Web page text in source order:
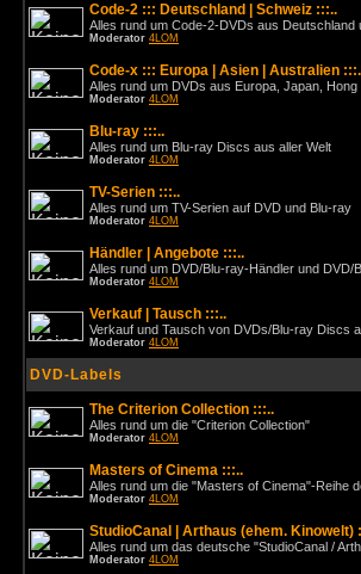
Code-2 ::: Deutschland | Schweiz :::..
Alles rund um Code-2-DVDs aus Deutschland
Moderator 4LOM
Code-x ::: Europa | Asien | Australien
Alles rund um DVDs aus Europa, Japan,
Moderator 4LOM
Blu-ray :::..
Alles rund um Blu-ray Discs aus aller Welt
Moderator 4LOM
TV-Serien :::..
Alles rund um TV-Serien auf DVD und Blu-ray
Moderator 4LOM
Händler | Angebote :::..
Alles rund um DVD/Blu-ray-Händler und DVD/
Moderator 4LOM
Verkauf | Tausch :::..
Verkauf und Tausch von DVDs/Blu-ray Discs
Moderator 4LOM
DVD-Labels
The Criterion Collection :::..
Alles rund um die "Criterion Collection"
Moderator 4LOM
Masters of Cinema :::..
Alles rund um die "Masters of Cinema"-Reihe
Moderator 4LOM
StudioCanal | Arthaus (ehem. Kinowelt)
Alles rund um das deutsche "StudioCanal /
Moderator 4LOM